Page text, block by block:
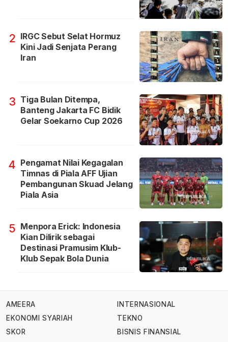
2 IRGC Sebut Selat Hormuz
Kini Jadi Senjata Perang
Iran
3 Tiga Bulan Ditempa,
Banteng Jakarta FC Bidik
Gelar Soekarno Cup 2026
4 Pengamat Nilai Kegagalan
Timnas di Piala AFF Ujian
Pembangunan Skuad Jelang
Piala Asia
5 Menpora Erick: Indonesia
Kian Dilirik sebagai
Destinasi Pramusim Klub-
Klub Sepak Bola Dunia
AMEERA
EKONOMI SYARIAH
SKOR
INTERNASIONAL
TEKNO
BISNIS FINANSIAL